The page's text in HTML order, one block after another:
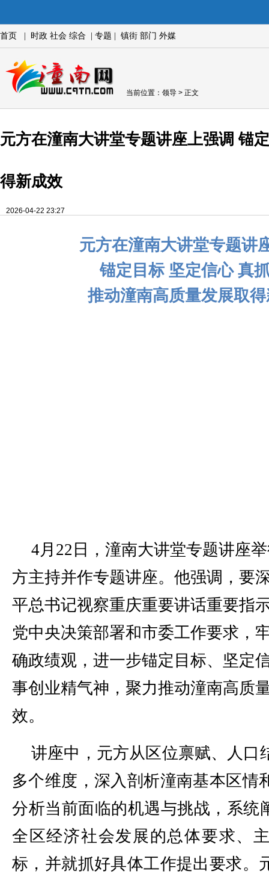
首页 时政 社会 综合 专题 镇街 部门 外媒
当前位置： 领导 > 正文
元方在潼南大讲堂专题讲座上强调 锚
得新成效
2026-04-22 23:27
元方在潼南大讲堂专题讲
锚定目标 坚定信心 真
推动潼南高质量发展取
4月22日，潼南大讲堂专题讲座
方主持并作专题讲座。他强调，要
平总书记视察重庆重要讲话重要指
党中央决策部署和市委工作要求，
确政绩观，进一步锚定目标、坚定
事创业精气神，聚力推动潼南高质
效。
讲座中，元方从区位禀赋、人口
多个维度，深入剖析潼南基本区情
分析当前面临的机遇与挑战，系统
全区经济社会发展的总体要求、
标，并就抓好具体工作提出要求。